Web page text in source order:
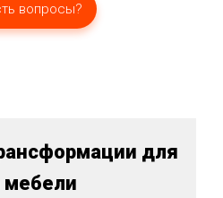
вопросы?
для
мебели